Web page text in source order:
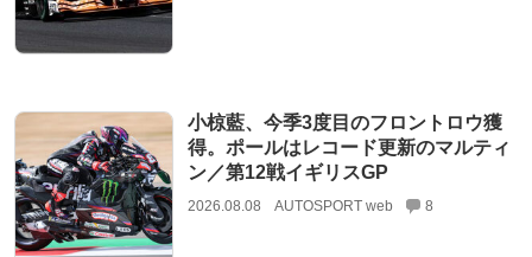
小椋藍、今季3度目のフロントロウ獲
得。ポールはレコード更新のマルティ
ン／第12戦イギリスGP
2026.08.08 AUTOSPORT web 8